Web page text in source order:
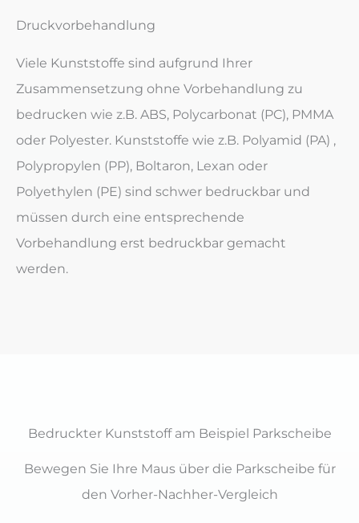
Druckvorbehandlung
Viele Kunststoffe sind aufgrund Ihrer
Zusammensetzung ohne Vorbehandlung zu
bedrucken wie z.B. ABS, Polycarbonat (PC), PMMA
oder Polyester. Kunststoffe wie z.B. Polyamid (PA) ,
Polypropylen (PP), Boltaron, Lexan oder
Polyethylen (PE) sind schwer bedruckbar und
müssen durch eine entsprechende
Vorbehandlung erst bedruckbar gemacht
werden.
Bedruckter Kunststoff am Beispiel Parkscheibe
Bewegen Sie Ihre Maus über die Parkscheibe für
den Vorher-Nachher-Vergleich